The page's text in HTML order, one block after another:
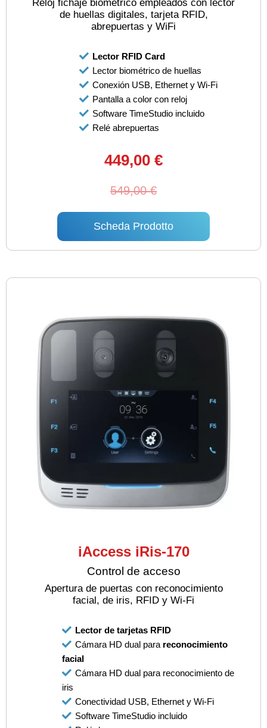
Reloj fichaje biométrico empleados con lector
de huellas digitales, tarjeta RFID,
abrepuertas y WiFi
Lector RFID Card
Lector biométrico de huellas
Conexión USB, Ethernet y Wi-Fi
Pantalla a color con reloj
Software TimeStudio incluido
Relé abrepuertas
449,00 €
549,00 €
Scheda Prodotto
iAccess iRis-170
Control de acceso
Apertura de puertas con reconocimiento
facial, de iris, RFID y Wi-Fi
Lector de tarjetas RFID
Cámara HD dual para reconocimiento
facial
Cámara HD dual para reconocimiento de
iris
Conectividad USB, Ethernet y Wi-Fi
Software TimeStudio incluido